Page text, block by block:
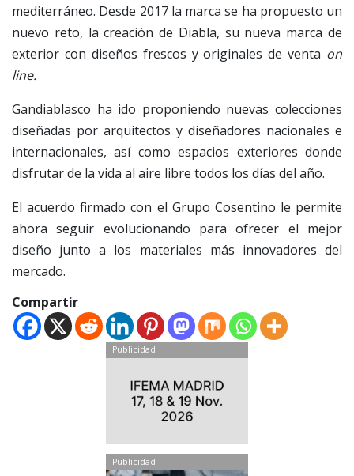
mediterráneo. Desde 2017 la marca se ha propuesto un
nuevo reto, la creación de Diabla, su nueva marca de
exterior con diseños frescos y originales de venta on
line.
Gandiablasco ha ido proponiendo nuevas colecciones
diseñadas por arquitectos y diseñadores nacionales e
internacionales, así como espacios exteriores donde
disfrutar de la vida al aire libre todos los días del año.
El acuerdo firmado con el Grupo Cosentino le permite
ahora seguir evolucionando para ofrecer el mejor
diseño junto a los materiales más innovadores del
mercado.
Compartir
Publicidad
Publicidad